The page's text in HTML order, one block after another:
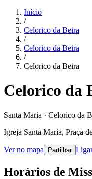
Início
/
Celorico da Beira
/
Celorico da Beira
/
Celorico da Beira
Celorico da
Santa Maria · Celorico da
Igreja Santa Maria, Praça
Ver no mapa Partilhar Ligar
Horários de